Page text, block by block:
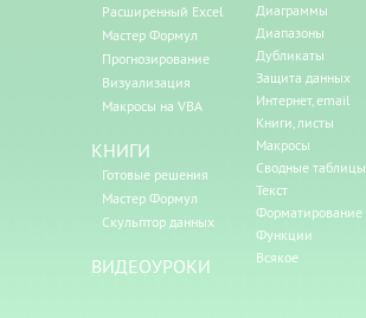
Расширенный Excel
Мастер Формул
Прогнозирование
Визуализация
Макросы на VBA
КНИГИ
Готовые решения
Мастер Формул
Скульптор данных
ВИДЕОУРОКИ
Диаграммы
Диапазоны
Дубликаты
Защита данных
Интернет, email
Книги, листы
Макросы
Сводные таблицы
Текст
Форматирование
Функции
Всякое